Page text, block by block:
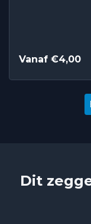
Vanaf €4,00
Dit